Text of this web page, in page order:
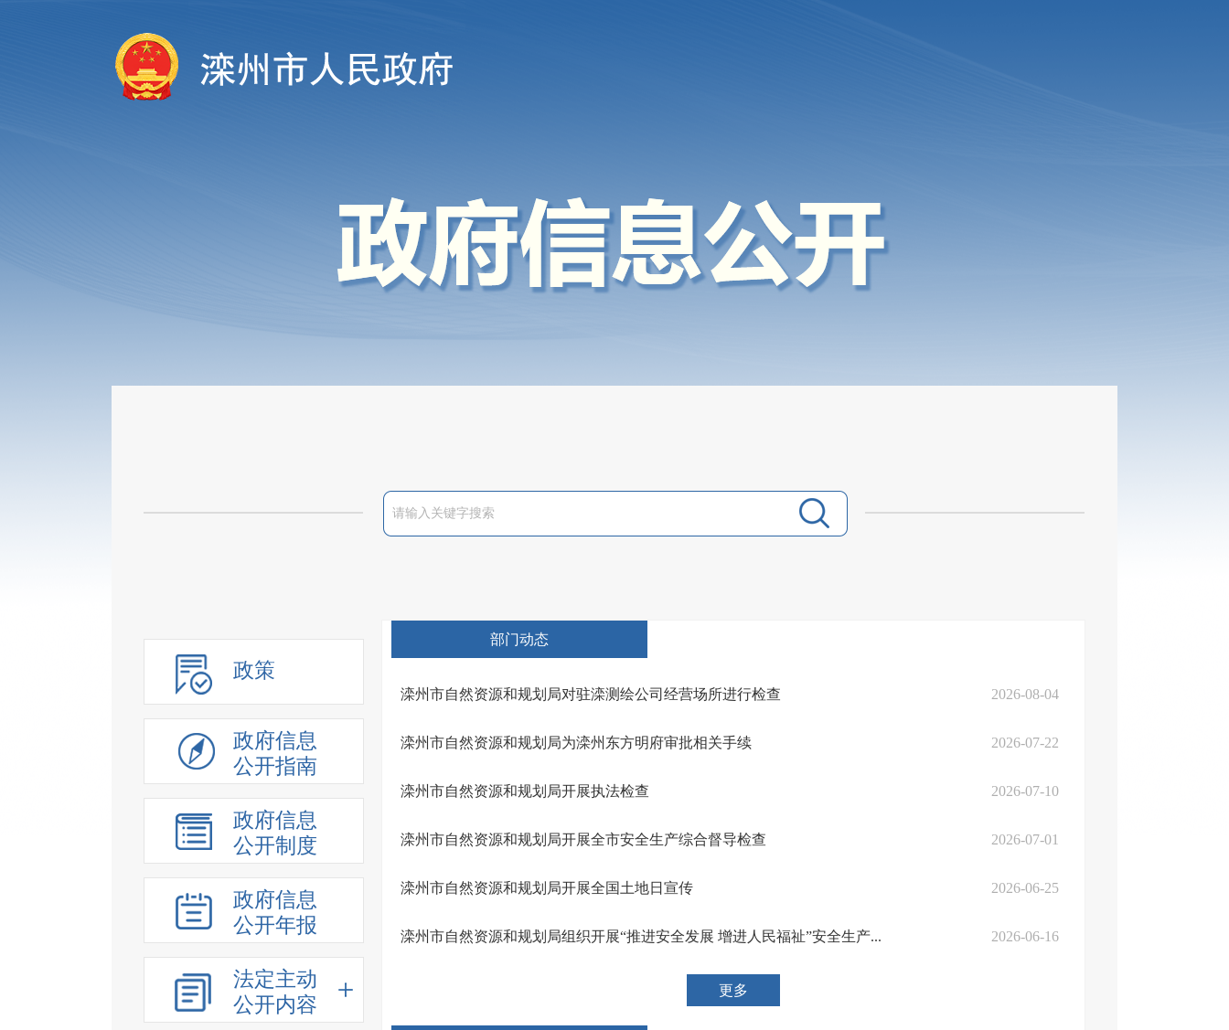
政策
政府信息
公开指南
政府信息
公开制度
政府信息
公开年报
法定主动
公开内容
部门动态
滦州市自然资源和规划局对驻滦测绘公司经营场所进行检查 2026-08-04
滦州市自然资源和规划局为滦州东方明府审批相关手续 2026-07-22
滦州市自然资源和规划局开展执法检查 2026-07-10
滦州市自然资源和规划局开展全市安全生产综合督导检查 2026-07-01
滦州市自然资源和规划局开展全国土地日宣传 2026-06-25
滦州市自然资源和规划局组织开展“推进安全发展 增进人民福祉”安全生产... 2026-06-16
更多